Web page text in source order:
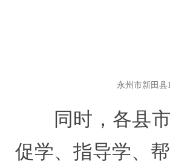
永州市新田
同时，各县
促学、指导学、